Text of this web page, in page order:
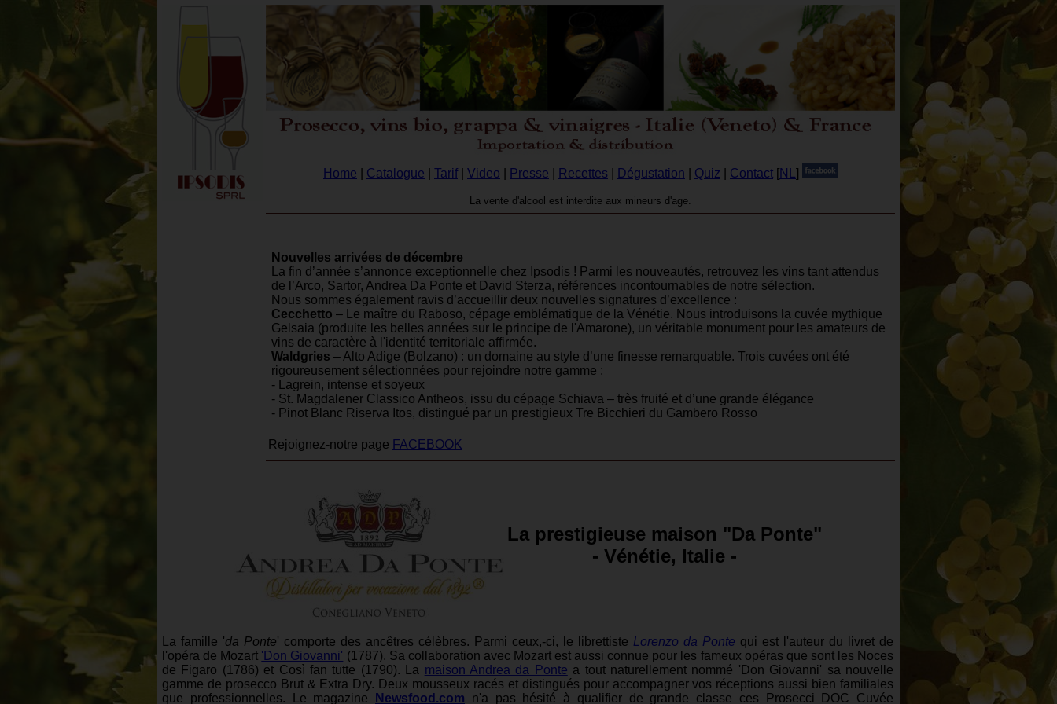
Home Catalogue Tarif Video Presse Recettes Dégustation Quiz Contact [NL ]
La vente d'alcool est interdite aux mineurs d'age.
Nouvelles arrivées de décembre
La fin d’année s’annonce exceptionnelle chez Ipsodis ! Parmi les nouveautés, retrouvez les vins tant attendus
de l’Arco, Sartor, Andrea Da Ponte et David Sterza, références incontournables de notre sélection.
Nous sommes également ravis d’accueillir deux nouvelles signatures d’excellence :
Cecchetto – Le maître du Raboso, cépage emblématique de la Vénétie. Nous introduisons la cuvée mythique
Gelsaia (produite les belles années sur le principe de l'Amarone), un véritable monument pour les amateurs de
vins de caractère à l'identité territoriale affirmée.
Waldgries – Alto Adige (Bolzano) : un domaine au style d’une finesse remarquable. Trois cuvées ont été
rigoureusement sélectionnées pour rejoindre notre gamme :
- Lagrein, intense et soyeux
- St. Magdalener Classico Antheos, issu du cépage Schiava – très fruité et d’une grande élégance
- Pinot Blanc Riserva Itos, distingué par un prestigieux Tre Bicchieri du Gambero Rosso
Rejoignez-notre page FACEBOOK
La prestigieuse maison "Da Ponte"
- Vénétie, Italie -
La famille 'da Ponte' comporte des ancêtres célèbres. Parmi ceux,-ci, le librettiste Lorenzo da Ponte qui est l'auteur du livret de
l'opéra de Mozart 'Don Giovanni' (1787). Sa collaboration avec Mozart est aussi connue pour les fameux opéras que sont les Noces
de Figaro (1786) et Così fan tutte (1790). La maison Andrea da Ponte a tout naturellement nommé 'Don Giovanni' sa nouvelle
gamme de prosecco Brut & Extra Dry. Deux mousseux racés et distingués pour accompagner vos réceptions aussi bien familiales
que professionnelles. Le magazine
Newsfood.com n'a pas hésité à qualifier de grande classe ces Prosecci DOC Cuvée